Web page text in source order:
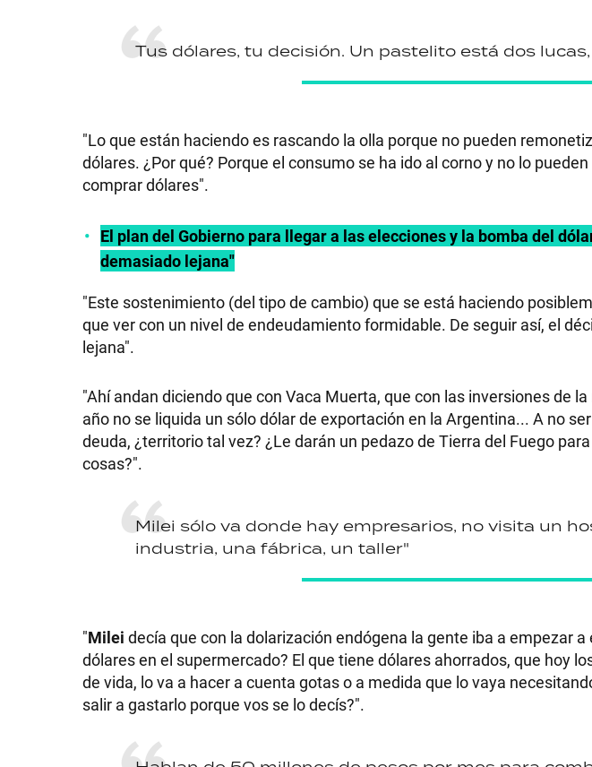
Tus dólares, tu decisión. Un pastelito está dos
"Lo que están haciendo es rascando la olla porque no pueden
dólares. ¿Por qué? Porque el consumo se ha ido al corno y no lo
comprar dólares".
El plan del Gobierno para llegar a las elecciones y la bomba del
demasiado lejana"
"Este sostenimiento (del tipo de cambio) que se está haciendo
que ver con un nivel de endeudamiento formidable. De seguir así, el
lejana".
"Ahí andan diciendo que con Vaca Muerta, que con las inversiones de
año no se liquida un sólo dólar de exportación en la Argentina... A no
deuda, ¿territorio tal vez? ¿Le darán un pedazo de Tierra del Fuego
cosas?".
Milei sólo va donde hay empresarios, no visita un
industria, una fábrica, un taller"
"Milei decía que con la dolarización endógena la gente iba a empezar
dólares en el supermercado? El que tiene dólares ahorrados, que hoy
de vida, lo va a hacer a cuenta gotas o a medida que lo vaya
salir a gastarlo porque vos se lo decís?".